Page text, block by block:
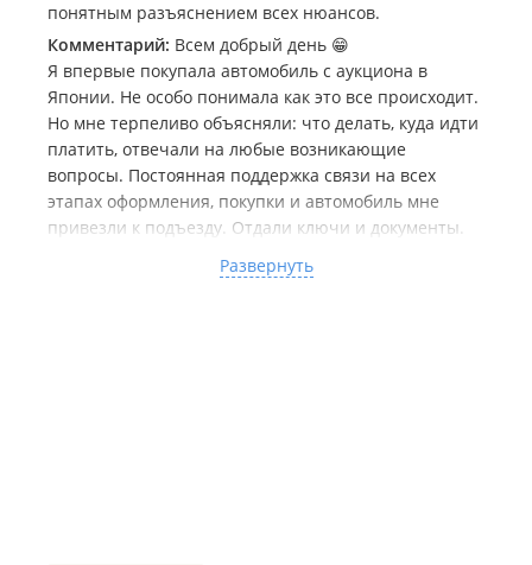
понятным разъяснением всех нюансов.
Комментарий: Всем добрый день 😁
Я впервые покупала автомобиль с аукциона в
Японии. Не особо понимала как это все происходит.
Но мне терпеливо объясняли: что делать, куда идти
платить, отвечали на любые возникающие
вопросы. Постоянная поддержка связи на всех
этапах оформления, покупки и автомобиль мне
привезли к подъезду. Отдали ключи и документы.
выбора авто (машину мы выбрали очень быстро)
Развернуть